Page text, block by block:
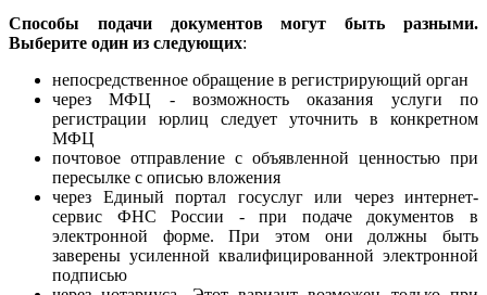
Способы подачи документов могут быть разными.
Выберите один из следующих:
непосредственное обращение в регистрирующий орган
через МФЦ - возможность оказания услуги по
регистрации юрлиц следует уточнить в конкретном
МФЦ
почтовое отправление с объявленной ценностью при
пересылке с описью вложения
через Единый портал госуслуг или через интернет-
сервис ФНС России - при подаче документов в
электронной форме. При этом они должны быть
заверены усиленной квалифицированной электронной
подписью